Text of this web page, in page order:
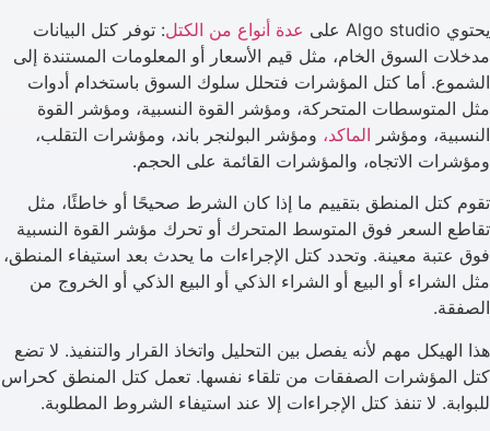
يحتوي Algo studio على عدة أنواع من الكتل: توفر كتل البيانات
مدخلات السوق الخام، مثل قيم الأسعار أو المعلومات المستندة إلى
الشموع. أما كتل المؤشرات فتحلل سلوك السوق باستخدام أدوات
مثل المتوسطات المتحركة، ومؤشر القوة النسبية، ومؤشر القوة
النسبية، ومؤشر الماكد، ومؤشر البولنجر باند، ومؤشرات التقلب،
ومؤشرات الاتجاه، والمؤشرات القائمة على الحجم.
تقوم كتل المنطق بتقييم ما إذا كان الشرط صحيحًا أو خاطئًا، مثل
تقاطع السعر فوق المتوسط المتحرك أو تحرك مؤشر القوة النسبية
فوق عتبة معينة. وتحدد كتل الإجراءات ما يحدث بعد استيفاء المنطق،
مثل الشراء أو البيع أو الشراء الذكي أو البيع الذكي أو الخروج من
الصفقة.
هذا الهيكل مهم لأنه يفصل بين التحليل واتخاذ القرار والتنفيذ. لا تضع
كتل المؤشرات الصفقات من تلقاء نفسها. تعمل كتل المنطق كحراس
للبوابة. لا تنفذ كتل الإجراءات إلا عند استيفاء الشروط المطلوبة.